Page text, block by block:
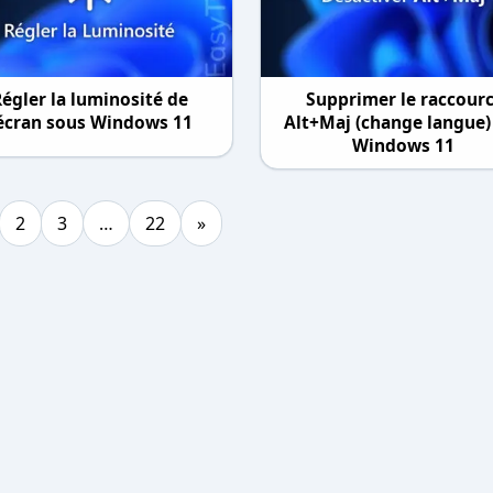
la luminosité de
sous Windows 11
Supprimer le
Alt+Maj (change
Windows 11
2 3 … 22 »